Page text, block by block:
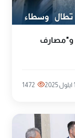
و"مصارف
1472